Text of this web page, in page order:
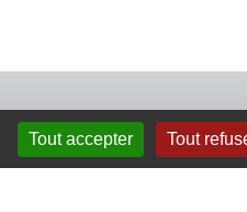
Tout accepter Tout